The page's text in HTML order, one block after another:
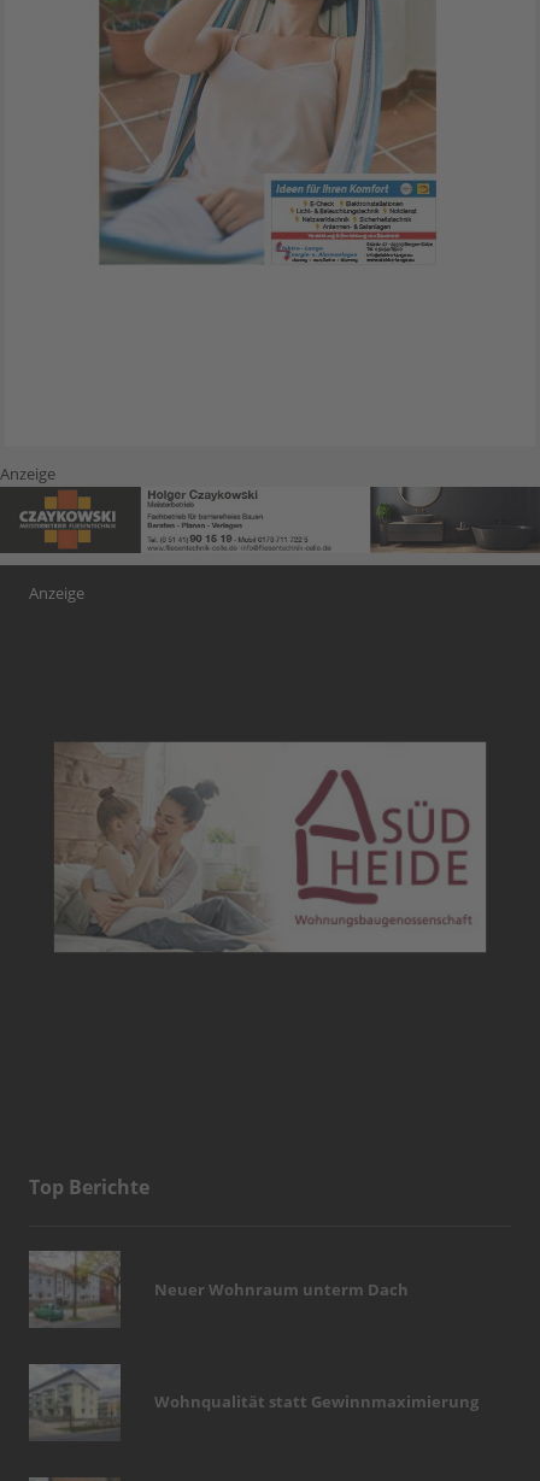
Anzeige
Anzeige
Top Berichte
Neuer Wohnraum unterm Dach
Wohnqualität statt Gewinnmaximierung